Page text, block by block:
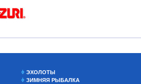
ЭХОЛОТЫ
ЗИМНЯЯ РЫБАЛКА